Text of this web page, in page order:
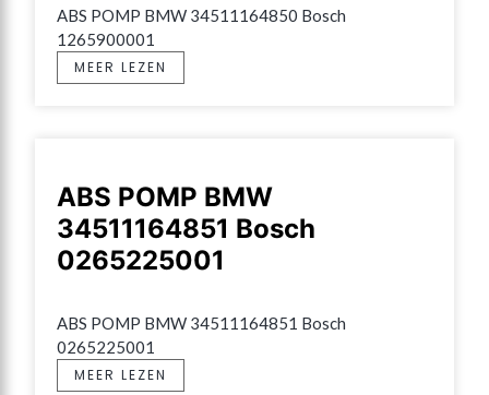
ABS POMP BMW 34511164850 Bosch
1265900001
MEER LEZEN
ABS POMP BMW
34511164851 Bosch
0265225001
ABS POMP BMW 34511164851 Bosch
0265225001
MEER LEZEN